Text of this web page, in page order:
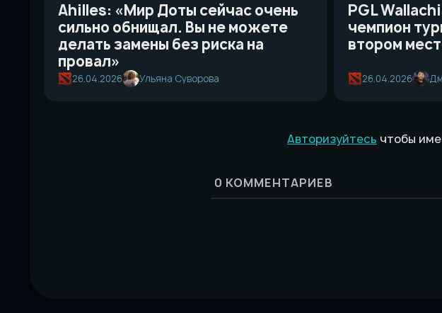
Ahilles: «Мир Доты сейчас очень
сильно обнищал. Вы не можете
делать замены без риска на
провал»
26.04.2026 Ульяна Суворова
PGL
чемпион
втором
26.04.2026
Авторизуйтесь чтобы
0 КОММЕНТАРИЕВ